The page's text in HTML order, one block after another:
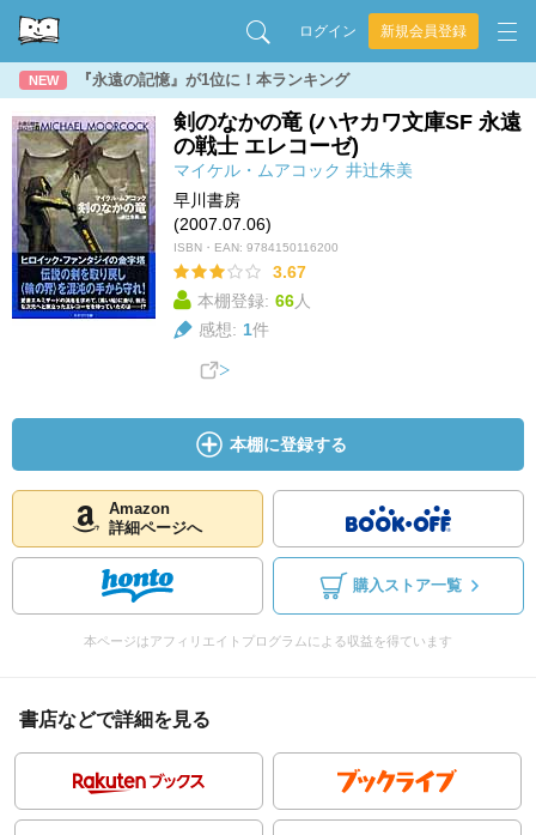
ログイン 新規会員登録
NEW 『永遠の記憶』が1位に！本ランキング
剣のなかの竜 (ハヤカワ文庫SF 永遠
の戦士 エレコーゼ)
マイケル・ムアコック 井辻朱美
早川書房
(2007.07.06)
ISBN・EAN: 9784150116200
3.67
本棚登録: 66人
感想: 1件
本棚に登録する
Amazon
詳細ページへ
購入ストア一覧
本ページはアフィリエイトプログラムによる収益を得ています
書店などで詳細を見る